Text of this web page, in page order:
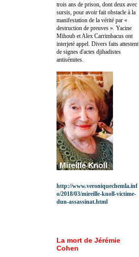
trois ans de prison, dont deux avec
sursis, pour avoir fait obstacle à la
manifestation de la vérité par «
destruction de preuves ». Yacine
Mihoub et Alex Carrimbacus ont
interjeté appel. Divers faits attestent
de signes d'actes djihadistes
antisémites.
http://www.veroniquechemla.inf
o/2018/03/mireille-knoll-victime-
dun-assassinat.html
La mort de Jérémie
Cohen